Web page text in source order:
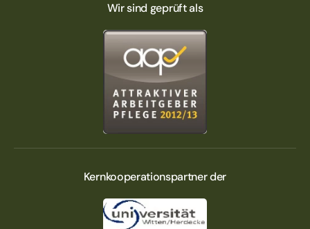
Wir sind geprüft als
Kern­kooperations­partner der